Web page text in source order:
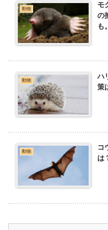
動物
モ
の
も。
動物
ハ
策
動物
コ
は